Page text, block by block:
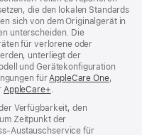
die den lokalen Standards
sich von dem Originalgerät in
unterscheiden. Die
für verlorene oder
unterliegt der
und Gerätekonfiguration
fürAppleCare One(Öffnet
,
AppleCare+(Öffnet
neues
Fenster)
.
Verfügbarkeit, den
Zeitpunkt der
Austauschservice für